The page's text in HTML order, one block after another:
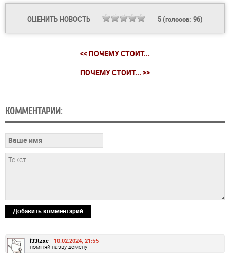
ОЦЕНИТЬ НОВОСТЬ 5(голосов: 96)
<< ПОЧЕМУ СТОИТ...
ПОЧЕМУ СТОИТ... >>
КОММЕНТАРИИ:
Добавить комментарий
l33tzxc - 10.02.2024, 21:55
поміняй назву домену